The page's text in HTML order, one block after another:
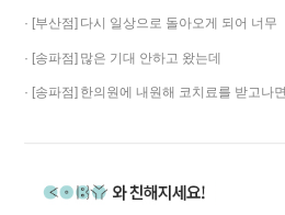
· [부산점] 다시 일상으로 돌아오게 되어 너무
· [송파점] 많은 기대 안하고 왔는데
· [송파점] 한의원에 내원해 코치료를 받고나면